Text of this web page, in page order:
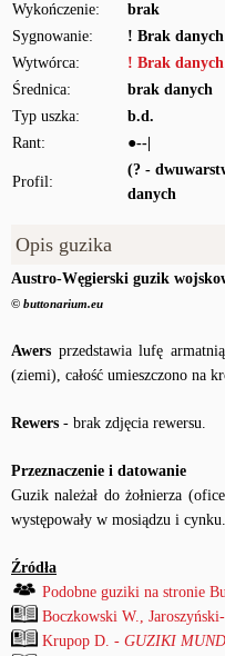
Wykończenie:
brak
Sygnowanie:
! Brak danych
Wytwórca:
! Brak danych
Średnica:
brak danych
Typ uszka:
b.d.
Rant:
●--|
Profil:
(? -
danych
Opis guzika
Austro-Węgierski guzik
© buttonarium.eu
Awers przedstawia lufę
(ziemi), całość umieszczono na
Rewers - brak zdjęcia rewersu.
Przeznaczenie i datowanie
Guzik należał do żołnierza
występowały w mosiądzu i cynku.
Źródła
Podobne guziki na stronie
Boczkowski W.,
Krupop D. - GUZIKI